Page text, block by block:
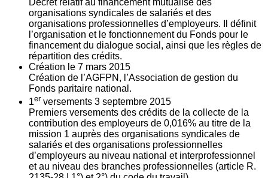
Décret relatif au financement mutualisé des
organisations syndicales de salariés et des
organisations professionnelles d’employeurs. Il définit
l’organisation et le fonctionnement du Fonds pour le
financement du dialogue social, ainsi que les règles de
répartition des crédits.
Création le 7 mars 2015
Création de l’AGFPN, l’Association de gestion du
Fonds paritaire national.
1er versements 3 septembre 2015
Premiers versements des crédits de la collecte de la
contribution des employeurs de 0,016% au titre de la
mission 1 auprès des organisations syndicales de
salariés et des organisations professionnelles
d’employeurs au niveau national et interprofessionnel
et au niveau des branches professionnelles (article R.